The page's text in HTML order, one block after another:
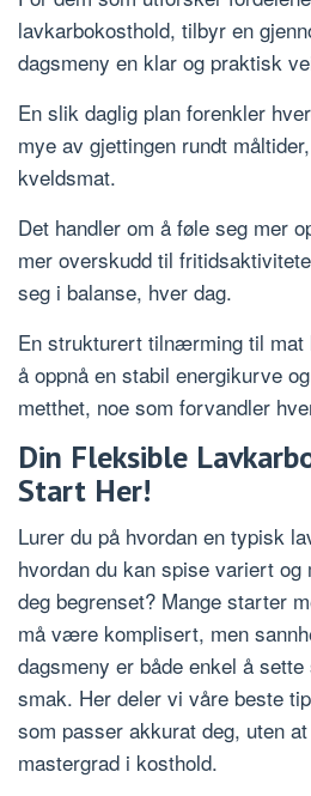
lavkarbokosthold, tilbyr en
dagsmeny en klar og praktisk
En slik daglig plan forenkler
mye av gjettingen rundt
kveldsmat.
Det handler om å føle seg mer
mer overskudd til
seg i balanse, hver dag.
En strukturert tilnærming til
å oppnå en stabil energikurve
metthet, noe som forvandler
Din Fleksible
Start Her!
Lurer du på hvordan en typisk
hvordan du kan spise variert og
deg begrenset? Mange starter
må være komplisert, men
dagsmeny er både enkel å
smak. Her deler vi våre beste
som passer akkurat deg, uten
mastergrad i kosthold.